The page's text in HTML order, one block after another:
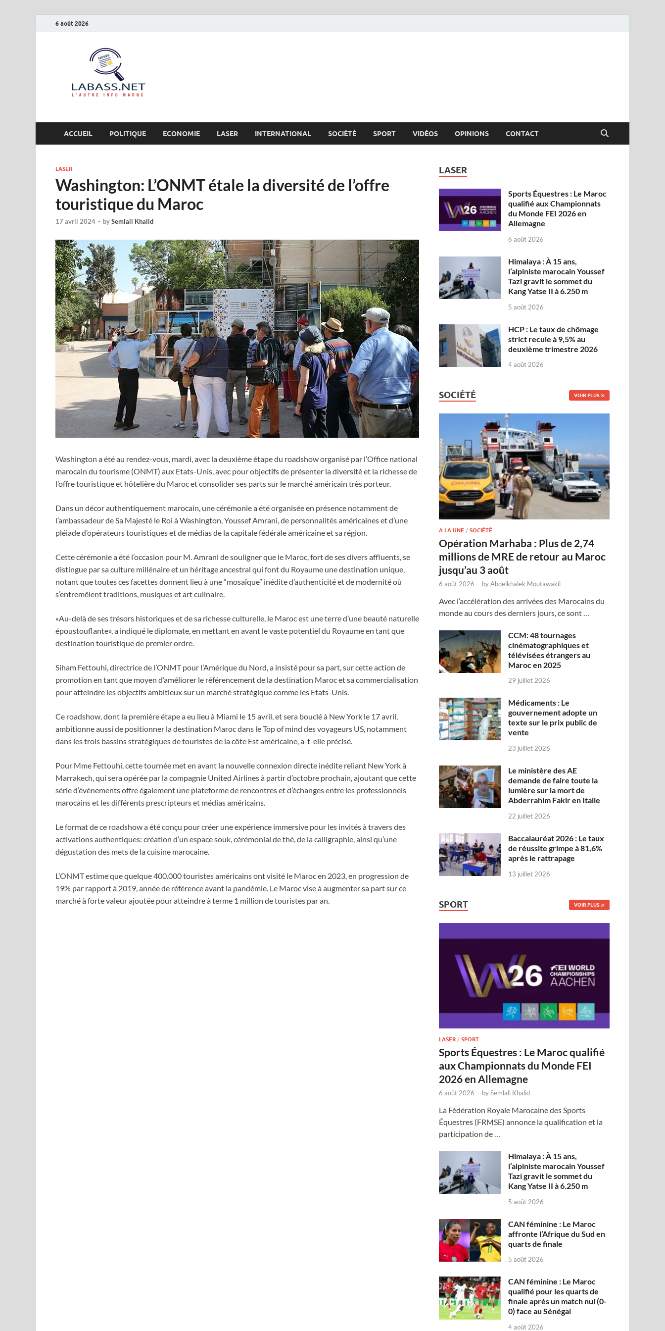
6 août 2026
ACCUEIL POLITIQUE ECONOMIE LASER INTERNATIONAL SOCIÉTÉ SPORT VIDÉOS OPINIONS CONTACT
LASER
Washington: L’ONMT étale la diversité de l’offre
touristique du Maroc
17 avril 2024 - bySemlali Khalid
Washington a été au rendez-vous, mardi, avec la deuxième étape du roadshow organisé par l’Office national
marocain du tourisme (ONMT) aux Etats-Unis, avec pour objectifs de présenter la diversité et la richesse de
l’offre touristique et hôtelière du Maroc et consolider ses parts sur le marché américain très porteur.
Dans un décor authentiquement marocain, une cérémonie a été organisée en présence notamment de
l’ambassadeur de Sa Majesté le Roi à Washington, Youssef Amrani, de personnalités américaines et d’une
pléiade d’opérateurs touristiques et de médias de la capitale fédérale américaine et sa région.
Cette cérémonie a été l’occasion pour M. Amrani de souligner que le Maroc, fort de ses divers affluents, se
distingue par sa culture millénaire et un héritage ancestral qui font du Royaume une destination unique,
notant que toutes ces facettes donnent lieu à une “mosaïque” inédite d’authenticité et de modernité où
s’entremêlent traditions, musiques et art culinaire.
«Au-delà de ses trésors historiques et de sa richesse culturelle, le Maroc est une terre d’une beauté naturelle
époustouflante», a indiqué le diplomate, en mettant en avant le vaste potentiel du Royaume en tant que
destination touristique de premier ordre.
Siham Fettouhi, directrice de l’ONMT pour l’Amérique du Nord, a insisté pour sa part, sur cette action de
promotion en tant que moyen d’améliorer le référencement de la destination Maroc et sa commercialisation
pour atteindre les objectifs ambitieux sur un marché stratégique comme les Etats-Unis.
Ce roadshow, dont la première étape a eu lieu à Miami le 15 avril, et sera bouclé à New York le 17 avril,
ambitionne aussi de positionner la destination Maroc dans le Top of mind des voyageurs US, notamment
dans les trois bassins stratégiques de touristes de la côte Est américaine, a-t-elle précisé.
Pour Mme Fettouhi, cette tournée met en avant la nouvelle connexion directe inédite reliant New York à
Marrakech, qui sera opérée par la compagnie United Airlines à partir d’octobre prochain, ajoutant que cette
série d’événements offre également une plateforme de rencontres et d’échanges entre les professionnels
marocains et les différents prescripteurs et médias américains.
Le format de ce roadshow a été conçu pour créer une expérience immersive pour les invités à travers des
activations authentiques: création d’un espace souk, cérémonial de thé, de la calligraphie, ainsi qu’une
dégustation des mets de la cuisine marocaine.
L’ONMT estime que quelque 400.000 touristes américains ont visité le Maroc en 2023, en progression de
19% par rapport à 2019, année de référence avant la pandémie. Le Maroc vise à augmenter sa part sur ce
marché à forte valeur ajoutée pour atteindre à terme 1 million de touristes par an.
LASER
Sports Équestres : Le Maroc
qualifié aux Championnats
du Monde FEI 2026 en
Allemagne
6 août 2026
Himalaya : À 15 ans,
l’alpiniste marocain Youssef
Tazi gravit le sommet du
Kang Yatse II à 6.250 m
5 août 2026
HCP : Le taux de chômage
strict recule à 9,5% au
deuxième trimestre 2026
4 août 2026
SOCIÉTÉ VOIR PLUS
A LA UNE /SOCIÉTÉ
Opération Marhaba : Plus de 2,74
millions de MRE de retour au Maroc
jusqu’au 3 août
6 août 2026 - byAbdelkhalek Moutawakil
Avec l’accélération des arrivées des Marocains du
monde au cours des derniers jours, ce sont …
CCM: 48 tournages
cinématographiques et
télévisées étrangers au
Maroc en 2025
29 juillet 2026
Médicaments : Le
gouvernement adopte un
texte sur le prix public de
vente
23 juillet 2026
Le ministère des AE
demande de faire toute la
lumière sur la mort de
Abderrahim Fakir en Italie
22 juillet 2026
Baccalauréat 2026 : Le taux
de réussite grimpe à 81,6%
après le rattrapage
13 juillet 2026
SPORT VOIR PLUS
LASER /SPORT
Sports Équestres : Le Maroc qualifié
aux Championnats du Monde FEI
2026 en Allemagne
6 août 2026 - bySemlali Khalid
La Fédération Royale Marocaine des Sports
Équestres (FRMSE) annonce la qualification et la
participation de …
Himalaya : À 15 ans,
l’alpiniste marocain Youssef
Tazi gravit le sommet du
Kang Yatse II à 6.250 m
5 août 2026
CAN féminine : Le Maroc
affronte l’Afrique du Sud en
quarts de finale
5 août 2026
CAN féminine : Le Maroc
qualifié pour les quarts de
finale après un match nul (0-
0) face au Sénégal
4 août 2026